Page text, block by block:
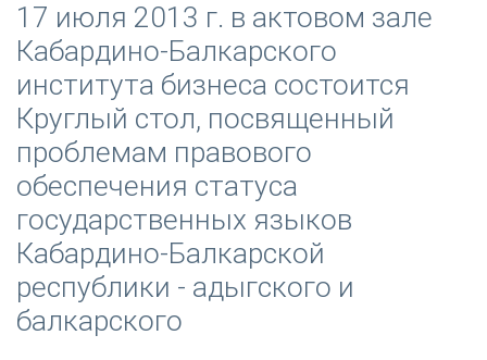
17 июля 2013 г. в актовом зале
Кабардино-Балкарского
института бизнеса состоится
Круглый стол, посвященный
проблемам правового
обеспечения статуса
государственных языков
Кабардино-Балкарской
республики - адыгского и
балкарского